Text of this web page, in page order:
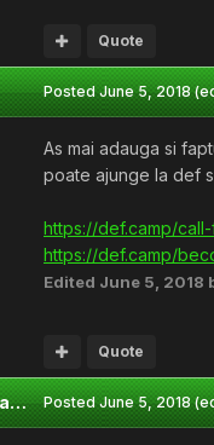
Quote
PostedJune 5, 2018
As mai adauga si
poate ajunge la def
https://def.camp/
https://def.camp/
Edited June 5, 2018
Quote
ImiDucCuMandrieSteagul PostedJune 5, 2018